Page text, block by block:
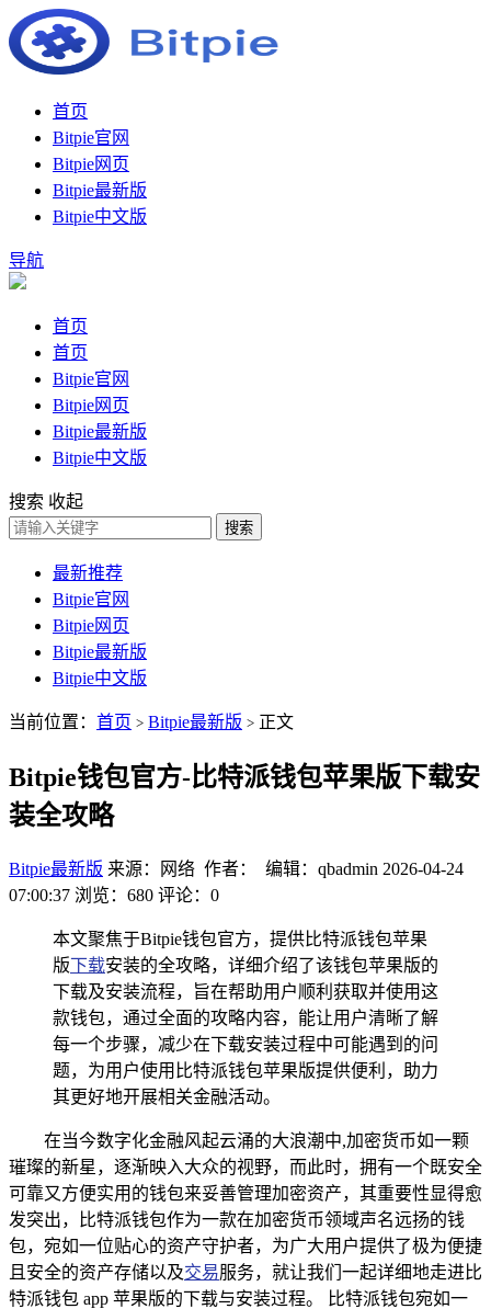
首页
Bitpie官网
Bitpie网页
Bitpie最新版
Bitpie中文版
导航
首页
首页
Bitpie官网
Bitpie网页
Bitpie最新版
Bitpie中文版
搜索 收起
搜索
最新推荐
Bitpie官网
Bitpie网页
Bitpie最新版
Bitpie中文版
当前位置： 首页 > Bitpie最新版 > 正文
Bitpie钱包官方-比特派钱包苹果版下载安
装全攻略
Bitpie最新版 来源：网络 作者： 编辑：qbadmin 2026-04-24
07:00:37 浏览：680 评论：0
本文聚焦于Bitpie钱包官方，提供比特派钱包苹果
版下载安装的全攻略，详细介绍了该钱包苹果版的
下载及安装流程，旨在帮助用户顺利获取并使用这
款钱包，通过全面的攻略内容，能让用户清晰了解
每一个步骤，减少在下载安装过程中可能遇到的问
题，为用户使用比特派钱包苹果版提供便利，助力
其更好地开展相关金融活动。
在当今数字化金融风起云涌的大浪潮中,加密货币如一颗
璀璨的新星，逐渐映入大众的视野，而此时，拥有一个既安全
可靠又方便实用的钱包来妥善管理加密资产，其重要性显得愈
发突出，比特派钱包作为一款在加密货币领域声名远扬的钱
包，宛如一位贴心的资产守护者，为广大用户提供了极为便捷
且安全的资产存储以及交易服务，就让我们一起详细地走进比
特派钱包 app 苹果版的下载与安装过程。 比特派钱包宛如一